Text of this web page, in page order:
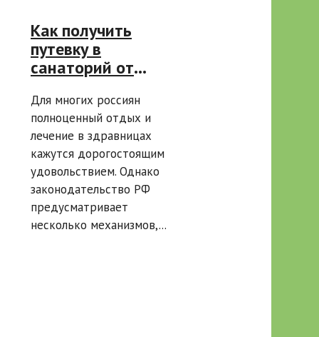
Как получить
путевку в
санаторий от
соцзащиты и
через льготы —
полная
инструкция
Для многих россиян
полноценный отдых и
лечение в здравницах
кажутся дорогостоящим
удовольствием. Однако
законодательство РФ
предусматривает
несколько механизмов,...